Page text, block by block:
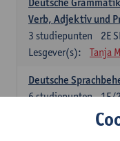
Verb, Adjektiv und
2E
3 studiepunten
Lesgever(s):
Tanja
Deutsche
1E/
6studiepunten
Tanja